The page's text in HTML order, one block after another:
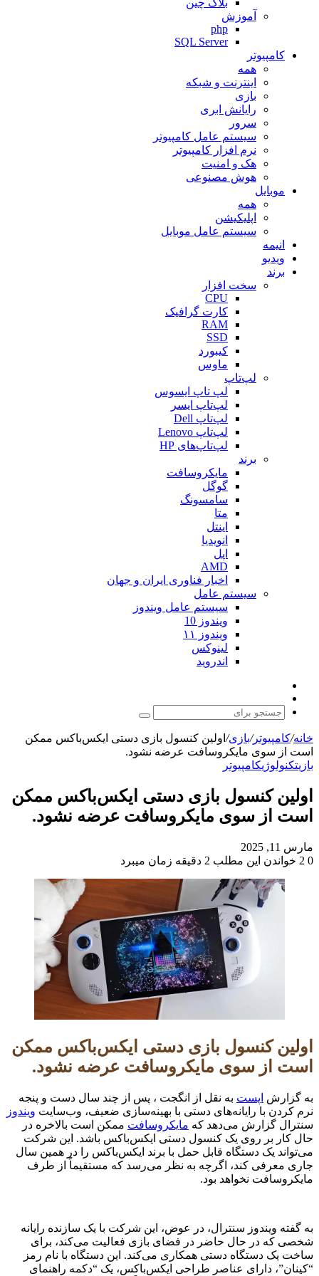
بلاک چین
آموزش
php
SQL Server
کامپیوتر
همه
اینترنت و شبکه
بازی
رایانش ابری
سرور
سیستم عامل کامپیوتر
نرم افزار کامپیوتر
هک و امنیت
هوش مصنوعی
موبایل
همه
اپلیکیشن
سیستم عامل موبایل
انیمه
ویدیو
برند
سخت افزار
CPU
کارت گرافیک
RAM
SSD
کیبورد
ماوس
لپ‌تاپ
لپ تاپ ایسوس
لپ‌تاپ ایسر
لپ‌تاپ Dell
لپ‌تاپ Lenovo
لپ‌تاپ‌های HP
برند
مایکروسافت
گوگل
سامسونگ
متا
اینتل
انویدیا
اپل
AMD
اخبار فناوری ایران و جهان
سیستم عامل
سیستم عامل ویندوز
ویندوز 10
ویندوز ۱۱
لینوکس
اندروید
پوسته
جستجو
خانه/کامپیوتر/بازی/ اولین کنسول بازی دستی ایکس‌باکس ممکن
است از سوی مایکروسافت عرضه نشود.
بازیتکنولوژیکامپیوتر
اولین کنسول بازی دستی ایکس‌باکس ممکن
است از سوی مایکروسافت عرضه نشود.
مارس 11, 2025
0
خواندن این مطلب 2 دقیقه زمان میبرد
اولین کنسول بازی دستی ایکس‌باکس ممکن
است از سوی مایکروسافت عرضه نشود.
به گزارش اپست به نقل از انگجت ، پس از چند سال دست و پنجه
نرم کردن با رایانه‌های دستی با بهینه‌سازی ضعیف، وب‌سایت ویندوز
سنترال گزارش می‌دهد که مایکروسافت ممکن است بالاخره در
حال کار بر روی یک کنسول دستی ایکس‌باکس باشد. این شرکت
می‌تواند یک دستگاه قابل حمل با برند ایکس‌باکس را در همین سال
جاری معرفی کند، اگرچه به نظر می‌رسد که مستقیماً از طرف
مایکروسافت نخواهد بود.
به گفته ویندوز سنترال، در عوض، این شرکت با یک سازنده رایانه
شخصی که در حال حاضر در فضای بازی فعالیت می‌کند، برای
ساخت یک دستگاه دستی همکاری می‌کند. این دستگاه با نام رمز
“کینان”، دارای عناصر طراحی ایکس‌باکس، یک “دکمه راهنمای